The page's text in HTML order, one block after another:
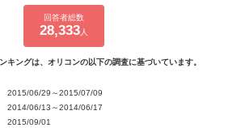
回答者総数
28,333 人
キングは、オリコンの以下の調査に基づいています。
2015/06/29～2015/07/09
2014/06/13～2014/06/17
2015/09/01